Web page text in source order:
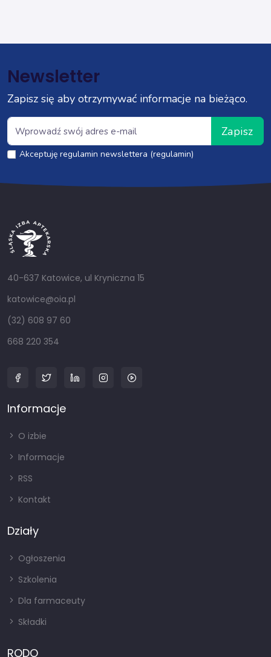
Newsletter
Zapisz się aby otrzymywać informacje na bieżąco.
Zapisz
Akceptuję regulamin newslettera (regulamin)
40-637 Katowice, ul Kryniczna 15
katowice@oia.pl
(32) 608 97 60
668 220 354
Informacje
O izbie
Informacje
RSS
Kontakt
Działy
Ogłoszenia
Szkolenia
Dla farmaceuty
Składki
RODO